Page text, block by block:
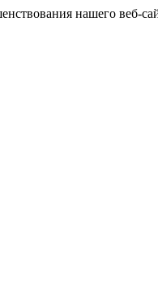
нашего веб-